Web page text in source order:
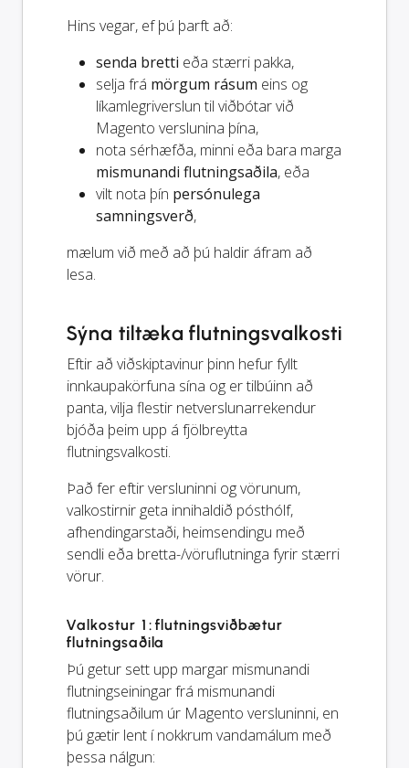
Hins vegar, ef þú þarft að:
senda bretti eða stærri pakka,
selja frá mörgum rásum eins og
líkamlegriverslun til viðbótar við
Magento verslunina þína,
nota sérhæfða, minni eða bara marga
mismunandi flutningsaðila, eða
vilt nota þín persónulega
samningsverð,
mælum við með að þú haldir áfram að
lesa.
Sýna tiltæka flutningsvalkosti
Eftir að viðskiptavinur þinn hefur fyllt
innkaupakörfuna sína og er tilbúinn að
panta, vilja flestir netverslunarrekendur
bjóða þeim upp á fjölbreytta
flutningsvalkosti.
Það fer eftir versluninni og vörunum,
valkostirnir geta innihaldið pósthólf,
afhendingarstaði, heimsendingu með
sendli eða bretta-/vöruflutninga fyrir stærri
vörur.
Valkostur 1: flutningsviðbætur
flutningsaðila
Þú getur sett upp margar mismunandi
flutningseiningar frá mismunandi
flutningsaðilum úr Magento versluninni, en
þú gætir lent í nokkrum vandamálum með
þessa nálgun: